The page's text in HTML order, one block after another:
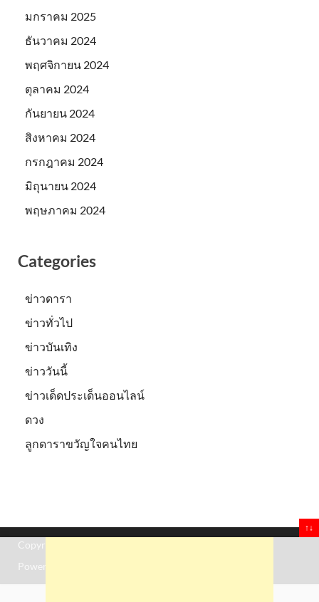
มกราคม 2025
ธันวาคม 2024
พฤศจิกายน 2024
ตุลาคม 2024
กันยายน 2024
สิงหาคม 2024
กรกฎาคม 2024
มิถุนายน 2024
พฤษภาคม 2024
Categories
ข่าวดารา
ข่าวทั่วไป
ข่าวบันเทิง
ข่าววันนี้
ข่าวเด็ดประเด็นออนไลน์
ดวง
ลูกดาราขวัญใจคนไทย
Copyright © 2026
Powered by
↑↓